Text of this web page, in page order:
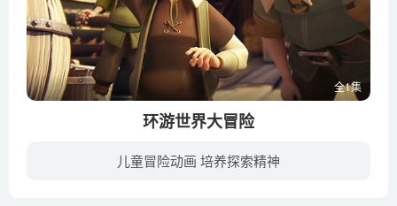
全1集
环游世界大冒险
儿童冒险动画 培养探索精神